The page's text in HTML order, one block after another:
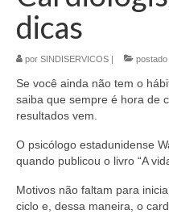
Impressos
Jornais
Convenções
Sites Importantes
Notícias
dicas
por SINDISERVICOS | postado
Se você ainda não tem o
saiba que sempre é hora de
resultados vem.
O psicólogo estadunidense
quando publicou o livro “A
Motivos não faltam para
ciclo e, dessa maneira, o